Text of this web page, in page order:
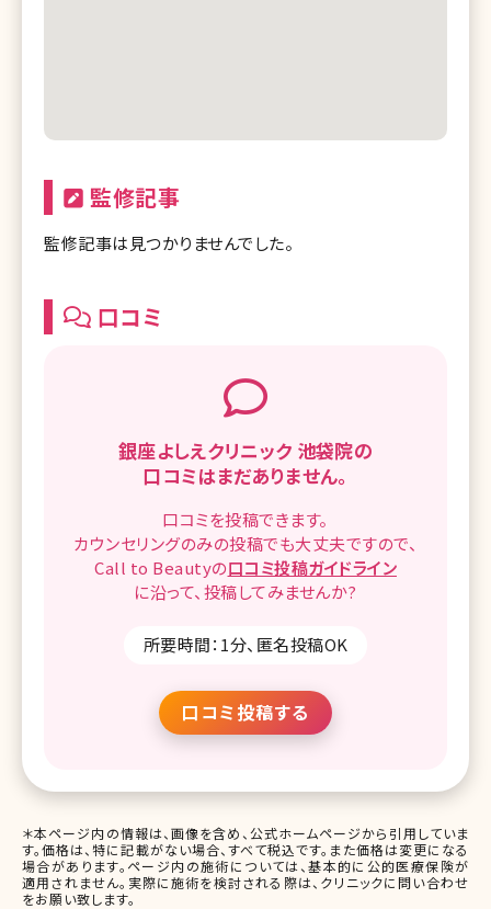
監修記事
監修記事は見つかりませんでした。
口コミ
銀座よしえクリニック 池袋院の
口コミはまだありません。
口コミを投稿できます。
カウンセリングのみの投稿でも大丈夫ですので、
Call to Beautyの口コミ投稿ガイドライン
に沿って、 投稿してみませんか?
所要時間：1分、匿名投稿OK
口コミ投稿する
＊本ページ内の情報は、画像を含め、公式ホームページから引用していま
す。価格は、特に記載がない場合、すべて税込です。また価格は変更になる
場合があります。ページ内の施術については、基本的に公的医療保険が
適用されません。実際に施術を検討される際は、クリニックに問い合わせ
をお願い致します。